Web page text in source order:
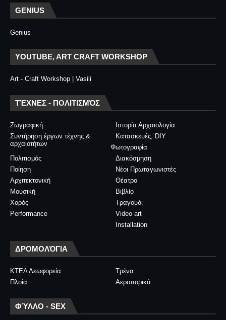
GENIUS
Genius
YOUTUBE, ART CRAFT WORKSHOP
Art - Craft Workshop | Vasili
ΤΈΧΝΕΣ - ΠΟΛΙΤΙΣΜΌΣ
Ζωγραφική
Ιστορία Αρχαιολογία
Συντήρηση έργων τέχνης &
αρχαιοτήτων
Κατασκευές, DIY
Φωτογραφία
Διακόσμηση
Πολιτισμός
Νέοι Πρωταγωνιστές
Ποίηση
Θέατρο
Αρχιτεκτονική
Βιβλίο
Μουσική
Τραγούδι
Χορός
Video art
Performance
Installation
ΔΡΟΜΟΛΌΓΙΑ
ΚΤΕΛ Λεωφορεία
Τρένα
Πλοία
Αεροπορικά
ΦΎΛΛΟ - SEX